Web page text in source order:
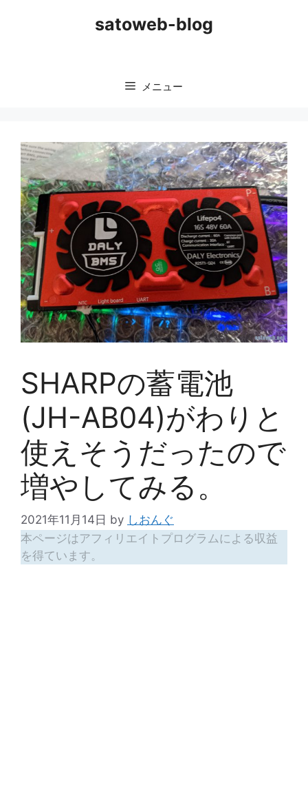
satoweb-blog
メニュー
SHARPの蓄電池
(JH-AB04)がわりと
使えそうだったので
増やしてみる。
2021年11月14日 by しおんぐ
本ページはアフィリエイトプログラムによる収益
を得ています。